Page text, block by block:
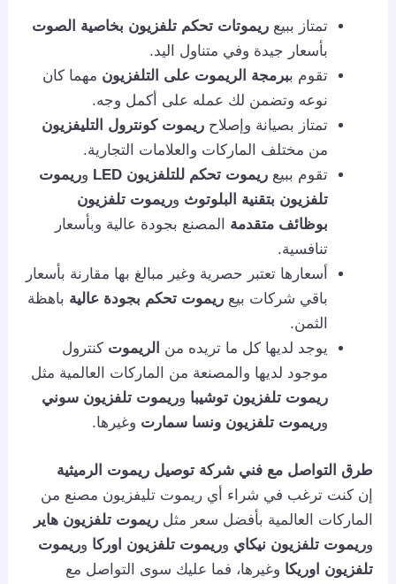
تمتاز ببيعريموتات تحكم تلفزيون بخاصية الصوت
بأسعار جيدة وفي متناول اليد.
تقوم ببرمجة الريموت على التلفزيون مهما كان
نوعه وتضمن لك عمله على أكمل وجه.
تمتاز بصيانة وإصلاح ريموت كونترول التليفزيون
من مختلف الماركات والعلامات التجارية.
تقوم ببيعريموت تحكم للتلفزيون LED وريموت
تلفزيون بتقنية البلوتوث وريموت تلفزيون
بوظائف متقدمة المصنع بجودة عالية وبأسعار
تنافسية.
أسعارها تعتبر حصرية وغير مبالغ بها مقارنة بأسعار
باقي شركات بيعريموت تحكم بجودة عالية باهظة
الثمن.
يوجد لديها كل ما تريده من الريموت كنترول
موجود لديها والمصنعة من الماركات العالمية مثل
ريموت تلفزيون توشيبا وريموت تلفزيون سوني
وريموت تلفزيون ونسا سمارت وغيرها.
طرق التواصل مع فني شركة توصيل ريموت الرميثية
إن كنت ترغب في شراء أي ريموت تليفزيون مصنع من
الماركات العالمية بأفضل سعر مثل ريموت تلفزيون هاير
وريموت تلفزيون نيكاي وريموت تلفزيون اوركا وريموت
تلفزيون اوريكا وغيرها، فما عليك سوى التواصل مع